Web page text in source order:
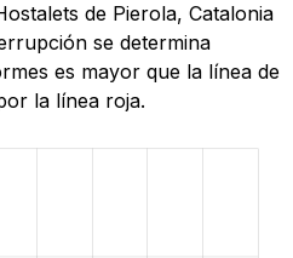
de Pierola, Catalonia
se determina
es mayor que la línea de
la línea roja.